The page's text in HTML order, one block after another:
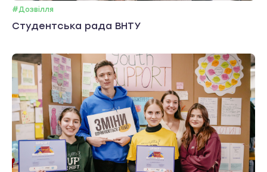
#Дозвілля
Студентська рада ВНТУ